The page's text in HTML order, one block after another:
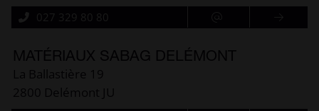
027 329 80 80
MATÉRIAUX SABAG DELÉMONT
La Ballastière 19
2800 Delémont JU